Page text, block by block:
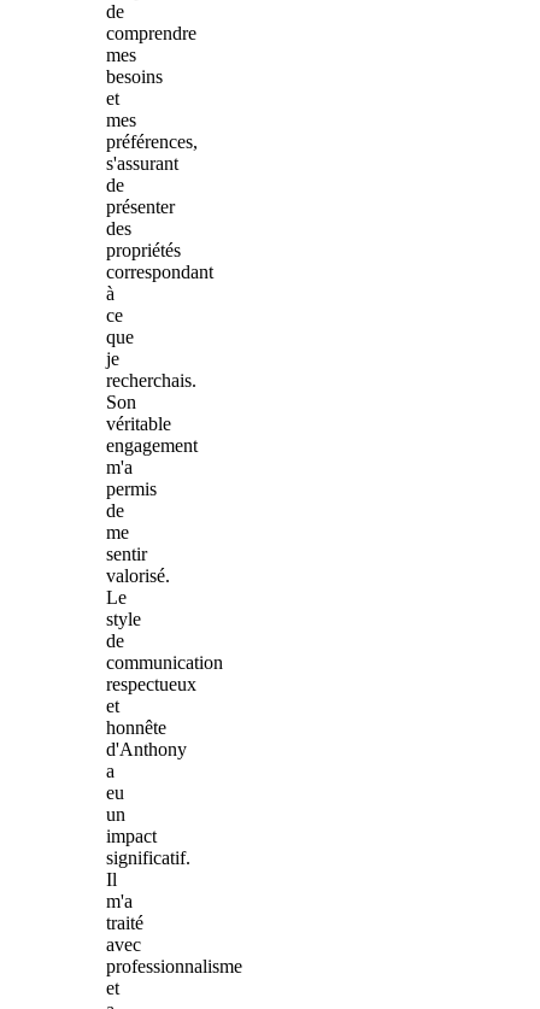
de
comprendre
mes
besoins
et
mes
préférences,
s'assurant
de
présenter
des
propriétés
correspondant
à
ce
que
je
recherchais.
Son
véritable
engagement
m'a
permis
de
me
sentir
valorisé.
Le
style
de
communication
respectueux
et
honnête
d'Anthony
a
eu
un
impact
significatif.
Il
m'a
traité
avec
professionnalisme
et